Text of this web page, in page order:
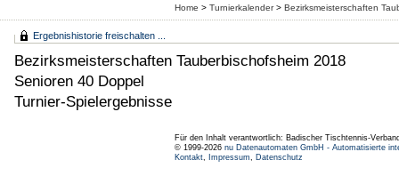
Home > Turnierkalender> Bezirksmeisterschaften
Ergebnishistorie freischalten ...
Bezirksmeisterschaften Tauberbischofsheim 2018
Senioren 40 Doppel
Turnier-Spielergebnisse
Für den Inhalt verantwortlich: Badischer Tischtennis-
© 1999-2026 nu Datenautomaten GmbH - Automatisierte
Kontakt, Impressum, Datenschutz